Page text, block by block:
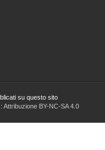
su questo sito
Attribuzione BY-NC-SA 4.0